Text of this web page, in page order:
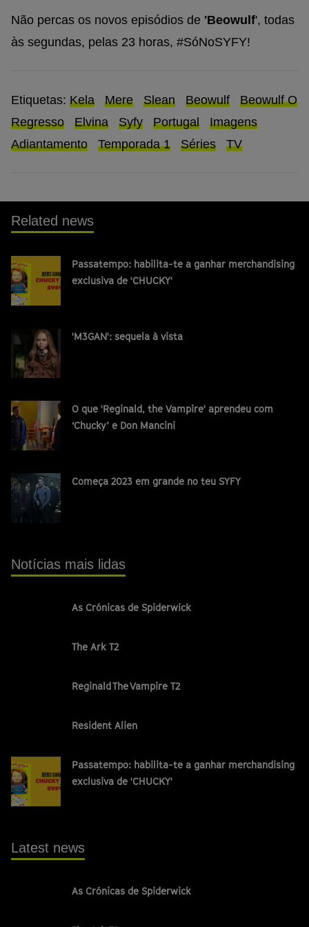
Não percas os novos episódios de 'Beowulf', todas
às segundas, pelas 23 horas, #SóNoSYFY!
Etiquetas: Kela Mere Slean Beowulf
Beowulf O
Regresso
Elvina Syfy Portugal
Imagens
Adiantamento
Temporada 1 Séries TV
Related news
Passatempo: habilita-te a ganhar merchandising
exclusiva de 'CHUCKY'
'M3GAN': sequela à vista
O que 'Reginald, the Vampire' aprendeu com
‘Chucky’ e Don Mancini
Começa 2023 em grande no teu SYFY
Notícias mais lidas
As Crónicas de Spiderwick
The Ark T2
Reginald The Vampire T2
Resident Alien
Passatempo: habilita-te a ganhar merchandising
exclusiva de 'CHUCKY'
Latest news
As Crónicas de Spiderwick